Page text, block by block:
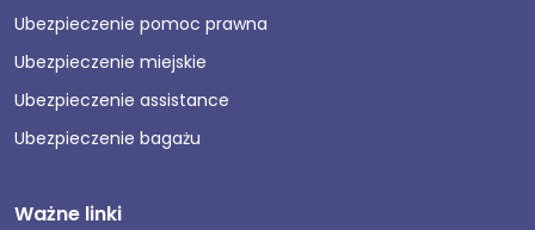
Ubezpieczenie pomoc prawna
Ubezpieczenie miejskie
Ubezpieczenie assistance
Ubezpieczenie bagażu
Ważne linki